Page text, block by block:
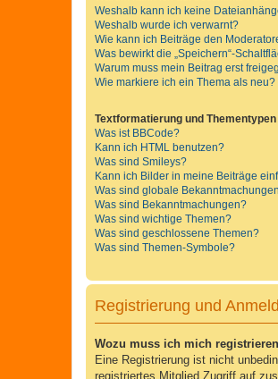
Weshalb kann ich keine
Weshalb wurde ich verwarnt?
Wie kann ich Beiträge den
Was bewirkt die „Speichern“-
Warum muss mein Beitrag erst
Wie markiere ich ein Thema als neu?
Textformatierung und Thementypen
Was ist BBCode?
Kann ich HTML benutzen?
Was sind Smileys?
Kann ich Bilder in meine Beiträge
Was sind globale
Was sind Bekanntmachungen?
Was sind wichtige Themen?
Was sind geschlossene Themen?
Was sind Themen-Symbole?
Registrierung und
Wozu muss ich mich
Eine Registrierung ist nicht
registriertes Mitglied Zugriff auf